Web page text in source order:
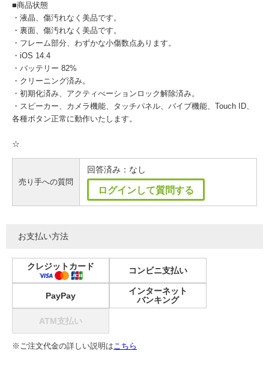
■商品状態
・液晶、傷汚れなく美品です。
・裏面、傷汚れなく美品です。
・フレーム部分、わずかな小傷数点あります。
・iOS 14.4
・バッテリー 82%
・クリーニング済み。
・初期化済み、アクティべーションロック解除済み。
・スピーカー、カメラ機能、タッチパネル、バイブ機能、Touch ID、
各種ボタン正常に動作いたします。
☆
売り手への質問
回答済み：なし
ログインして質問する
お支払い方法
クレジットカード コンビニ支払い
PayPay
インターネット
バンキング
ATM支払い
※ご注文代金の詳しい説明はこちら